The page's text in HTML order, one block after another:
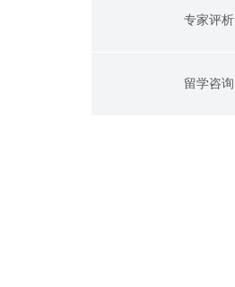
专家评析
留学咨询